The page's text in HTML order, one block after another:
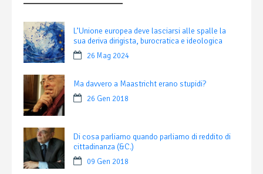
L’Unione europea deve lasciarsi alle spalle la
sua deriva dirigista, burocratica e ideologica
26 Mag 2024
Ma davvero a Maastricht erano stupidi?
26 Gen 2018
Di cosa parliamo quando parliamo di reddito di
cittadinanza (&C.)
09 Gen 2018